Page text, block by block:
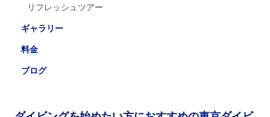
リフレッシュツアー
ギャラリー
料金
ブログ